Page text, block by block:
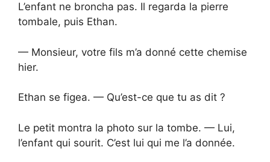
L’enfant ne broncha pas. Il regarda la pierre
tombale, puis Ethan.
— Monsieur, votre fils m’a donné cette chemise
hier.
Ethan se figea. — Qu’est-ce que tu as dit ?
Le petit montra la photo sur la tombe. — Lui,
l’enfant qui sourit. C’est lui qui me l’a donnée.